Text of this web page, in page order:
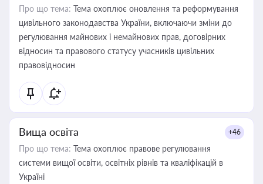
Про що тема: Тема охоплює оновлення та реформування
цивільного законодавства України, включаючи зміни до
регулювання майнових і немайнових прав, договірних
відносин та правового статусу учасників цивільних
правовідносин
Вища освіта +46
Про що тема: Тема охоплює правове регулювання
системи вищої освіти, освітніх рівнів та кваліфікацій в
Україні